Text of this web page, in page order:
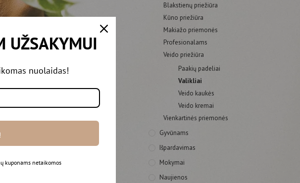
Blakstienų priežiūra
Kūno priežiūra
Makiažo priemonės
Profesionalams
Veido priežiūra
Paakių padeliai
Valikliai
Veido kaukės
Veido kremai
Vienkartinės priemonės
Gyvūnams
Išpardavimas
Mokymai
Naujienos
UŽSAKYMUI
nuolaidas!
kuponams netaikomos